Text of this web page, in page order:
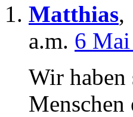
Matthias,
a.m. 6
Wir haben
Menschen